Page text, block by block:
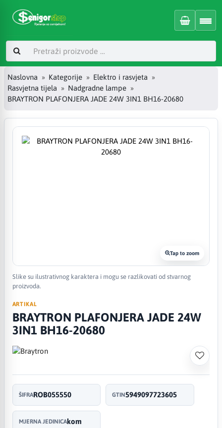
Naslovna Kategorije
Elektro i rasvjeta
Rasvjetna tijela
Nadgradne lampe
BRAYTRON PLAFONJERA JADE 24W 3IN1 BH16-20680
Tap to zoom
Slike su ilustrativnog karaktera i mogu se razlikovati od stvarnog
proizvoda.
ARTIKAL
BRAYTRON PLAFONJERA JADE 24W
3IN1 BH16-20680
ŠIFRAROB055550 GTIN5949097723605
MJERNA JEDINICAkom